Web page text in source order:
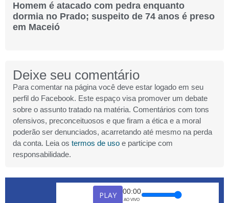
Homem é atacado com pedra enquanto
dormia no Prado; suspeito de 74 anos é preso
em Maceió
Deixe seu comentário
Para comentar na página você deve estar logado em seu
perfil do Facebook. Este espaço visa promover um debate
sobre o assunto tratado na matéria. Comentários com tons
ofensivos, preconceituosos e que firam a ética e a moral
poderão ser denunciados, acarretando até mesmo na perda
da conta. Leia os termos de uso e participe com
responsabilidade.
PLAY 00:00
AO VIVO